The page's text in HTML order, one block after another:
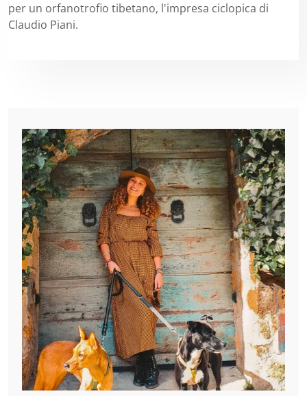
per un orfanotrofio tibetano, l'impresa ciclopica di
Claudio Piani.